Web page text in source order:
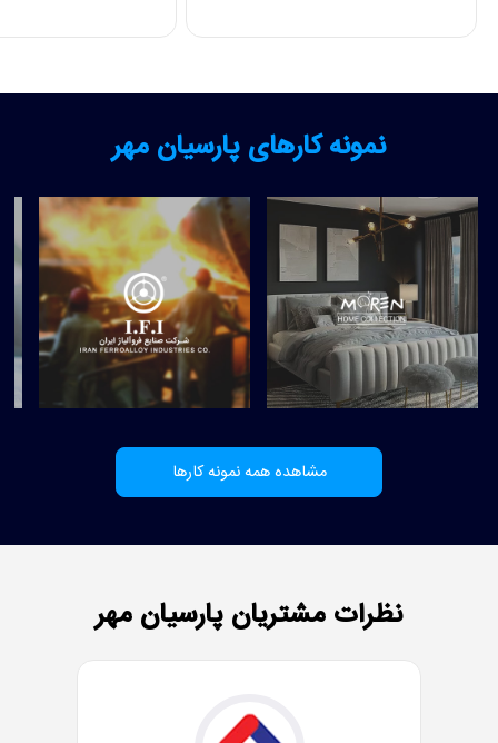
نمونه کارهای پارسیان مهر
مشاهده همه نمونه کارها
نظرات مشتریان پارسیان مهر